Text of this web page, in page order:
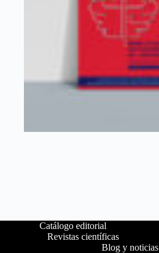
Catálogo editorial
Revistas científicas
Blog y noticias